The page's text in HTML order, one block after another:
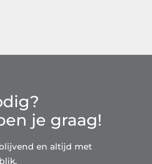
je graag!
en altijd met